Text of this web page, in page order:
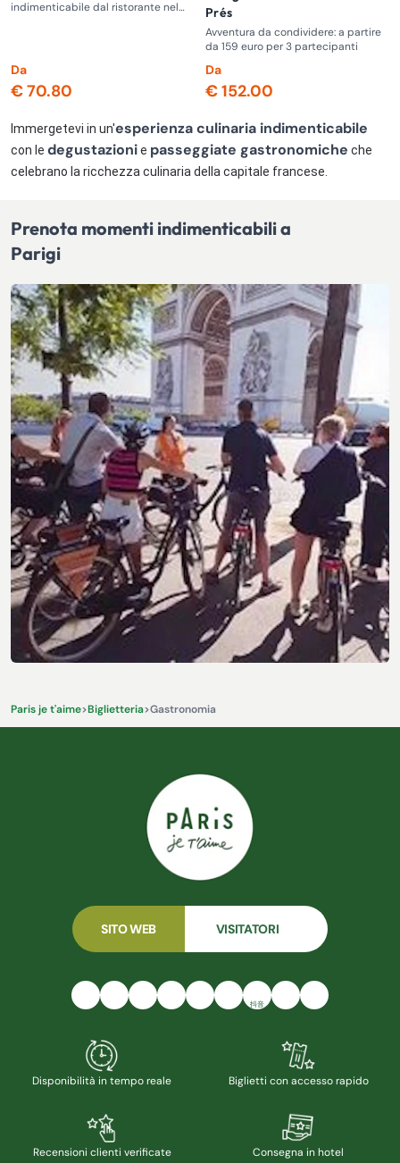
indimenticabile dal ristorante nel
Da
€ 70.80
Prés
Avventura da condividere: a partire
da 159 euro per 3 partecipanti
Da
€ 152.00
Immergetevi in un'esperienza culinaria indimenticabile
con le degustazionie passeggiate gastronomiche che
celebrano la ricchezza culinaria della capitale francese.
Prenota momenti indimenticabili a
Parigi
Paris je t'aime>Biglietteria>Gastronomia
SITO WEB VISITATORI
抖音
Disponibilità in tempo reale Biglietti con accesso rapido
Recensioni clienti verificate Consegna in hotel